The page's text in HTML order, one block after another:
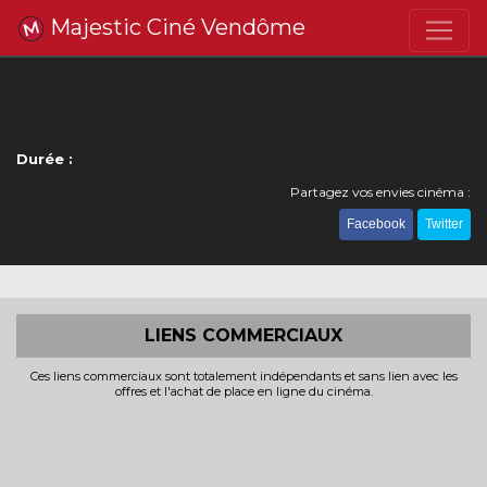
Majestic Ciné Vendôme
Durée :
Partagez vos envies cinéma :
Facebook Twitter
LIENS COMMERCIAUX
Ces liens commerciaux sont totalement indépendants et sans lien avec les
offres et l'achat de place en ligne du cinéma.